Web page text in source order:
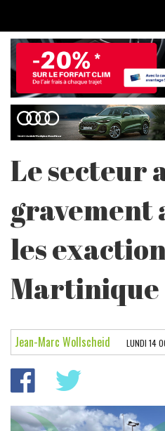
ACCUEIL
ESSAIS PAR MARQUE
LES ARTICLES
ESSAIS ELECTRIQUES
PARECHOC
L'INSTANT AUTO
Le secteur
les
Martinique
Jean-Marc Wollscheid LUNDI 14